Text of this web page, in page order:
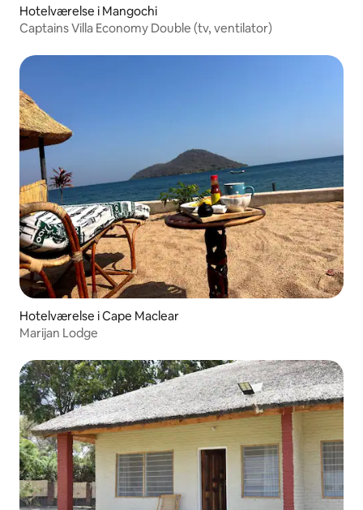
Hotelværelse i Mangochi
Captains Villa Economy Double (tv, ventilator)
Hotelværelse i Cape Maclear
Marijan Lodge